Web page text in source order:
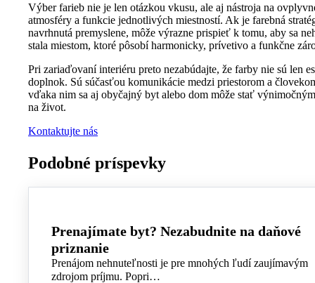
Výber farieb nie je len otázkou vkusu, ale aj nástroja na
atmosféry a funkcie jednotlivých miestností. Ak je farebná
navrhnutá premyslene, môže výrazne prispieť k tomu, aby sa
stala miestom, ktoré pôsobí harmonicky, prívetivo a funkčne
Pri zariaďovaní interiéru preto nezabúdajte, že farby nie sú len
doplnok. Sú súčasťou komunikácie medzi priestorom a
vďaka nim sa aj obyčajný byt alebo dom môže stať
na život.
Kontaktujte nás
Podobné príspevky
Prenajímate byt? Nezabudnite na daňové
priznanie
Prenájom nehnuteľnosti je pre mnohých ľudí zaujímavým
zdrojom príjmu. Popri…